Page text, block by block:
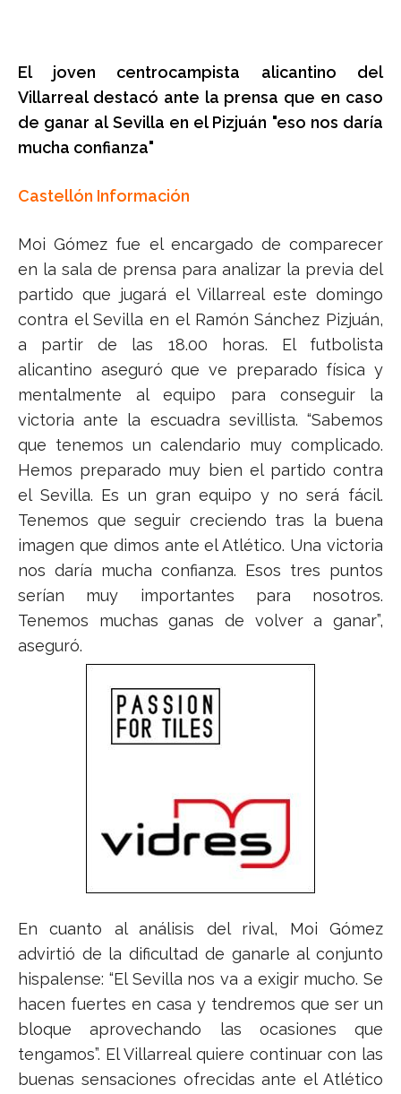
El joven centrocampista alicantino del
Villarreal destacó ante la prensa que en caso
de ganar al Sevilla en el Pizjuán "eso nos daría
mucha confianza"
Castellón Información
Moi Gómez fue el encargado de comparecer
en la sala de prensa para analizar la previa del
partido que jugará el Villarreal este domingo
contra el Sevilla en el Ramón Sánchez Pizjuán,
a partir de las 18.00 horas. El futbolista
alicantino aseguró que ve preparado física y
mentalmente al equipo para conseguir la
victoria ante la escuadra sevillista. “Sabemos
que tenemos un calendario muy complicado.
Hemos preparado muy bien el partido contra
el Sevilla. Es un gran equipo y no será fácil.
Tenemos que seguir creciendo tras la buena
imagen que dimos ante el Atlético. Una victoria
nos daría mucha confianza. Esos tres puntos
serían muy importantes para nosotros.
Tenemos muchas ganas de volver a ganar”,
aseguró.
En cuanto al análisis del rival, Moi Gómez
advirtió de la dificultad de ganarle al conjunto
hispalense: “El Sevilla nos va a exigir mucho. Se
hacen fuertes en casa y tendremos que ser un
bloque aprovechando las ocasiones que
tengamos”. El Villarreal quiere continuar con las
buenas sensaciones ofrecidas ante el Atlético